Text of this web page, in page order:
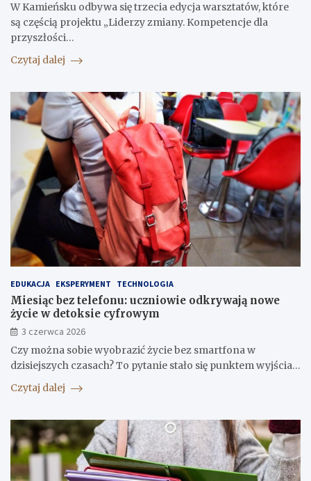
W Kamieńsku odbywa się trzecia edycja warsztatów, które
są częścią projektu „Liderzy zmiany. Kompetencje dla
przyszłości…
Czytaj dalej
EDUKACJA EKSPERYMENT TECHNOLOGIA
Miesiąc bez telefonu: uczniowie odkrywają nowe
życie w detoksie cyfrowym
3 czerwca 2026
Czy można sobie wyobrazić życie bez smartfona w
dzisiejszych czasach? To pytanie stało się punktem wyjścia…
Czytaj dalej